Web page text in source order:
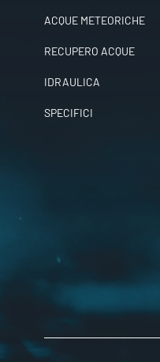
ACQUE METEORICHE
RECUPERO ACQUE
IDRAULICA
SPECIFICI